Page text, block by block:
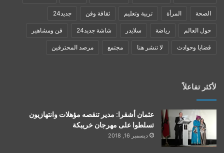
الصحة المرأة تربية وتعليم ثقافة وفن جديد24
حول العالم رياضة سلايدر شاشة جديد24 فن ومشاهير
قضايا وحوادث لا تنشر هنا مجتمع مرصد المحترفين
لأكثر تفاعلاً
عثمان أشقرا: مدير تنقصه مؤهلات وانتهازيون
تسلطوا على مهرجان خريبكة
ديسمبر 16, 2018